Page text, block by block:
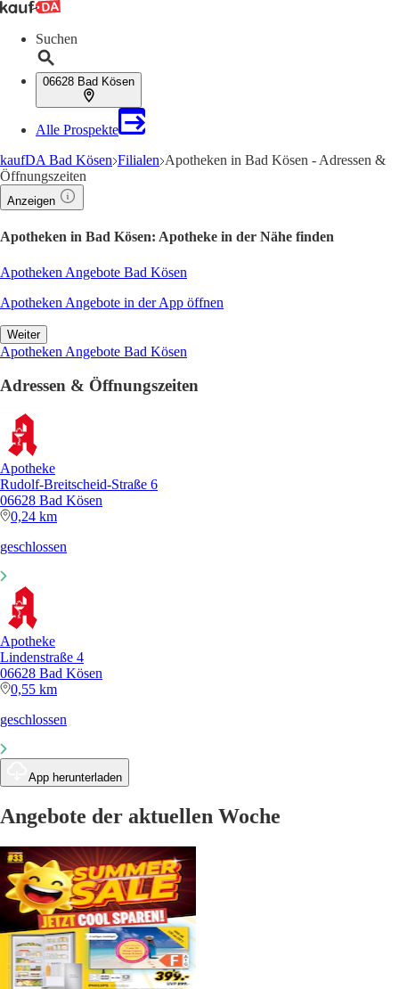
Suchen
06628 Bad Kösen
Alle Prospekte
kaufDA Bad Kösen Filialen Apotheken in Bad Kösen - Adressen &
Öffnungszeiten
Anzeigen
Apotheken in Bad Kösen: Apotheke in der Nähe finden
Apotheken Angebote Bad Kösen
Apotheken Angebote in der App öffnen
Weiter
Apotheken Angebote Bad Kösen
Adressen & Öffnungszeiten
Apotheke
Rudolf-Breitscheid-Straße 6
06628 Bad Kösen
0,24 km
geschlossen
Apotheke
Lindenstraße 4
06628 Bad Kösen
0,55 km
geschlossen
App herunterladen
Angebote der aktuellen Woche